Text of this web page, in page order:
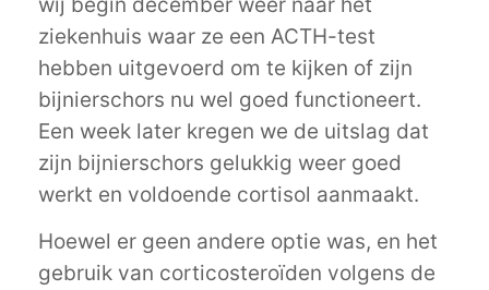
ziekenhuis waar ze een ACTH-test
hebben uitgevoerd om te kijken of zijn
bijnierschors nu wel goed functioneert.
Een week later kregen we de uitslag dat
zijn bijnierschors gelukkig weer goed
werkt en voldoende cortisol aanmaakt.
Hoewel er geen andere optie was, en het
gebruik van corticosteroïden volgens de